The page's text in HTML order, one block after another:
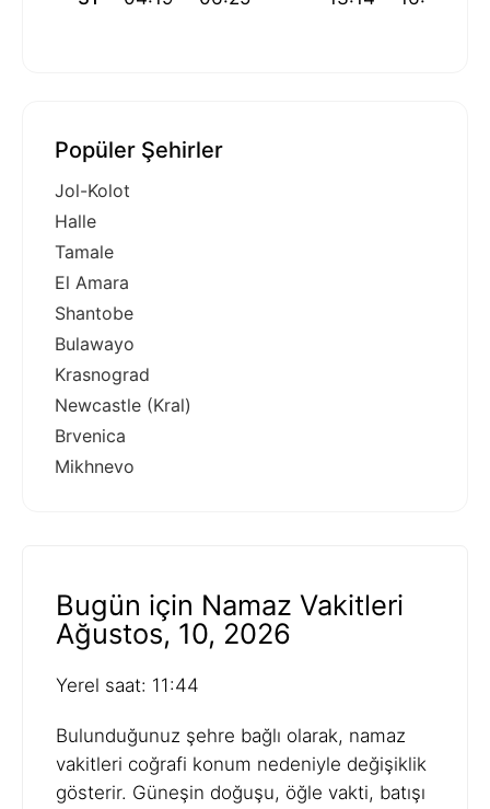
Popüler Şehirler
Jol-Kolot
Halle
Tamale
El Amara
Shantobe
Bulawayo
Krasnograd
Newcastle (Kral)
Brvenica
Mikhnevo
Bugün için Namaz Vakitleri
Ağustos, 10, 2026
Yerel saat: 11:44
Bulunduğunuz şehre bağlı olarak, namaz
vakitleri coğrafi konum nedeniyle değişiklik
gösterir. Güneşin doğuşu, öğle vakti, batışı